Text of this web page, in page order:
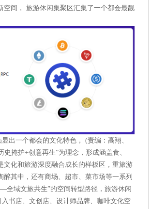
间， 旅游休闲集聚区汇集了一个都会最靓
出一个都会的文化特色， (责编：高翔、
掩护+创意再生”为理念，形成涵盖食、
化和旅游深度融合成长的样板区，重旅游
其中，还有商场、超市、菜市场等一系列
域文旅共生”的空间转型路径，旅游休闲
书店、文创店、设计师品牌、咖啡文化空